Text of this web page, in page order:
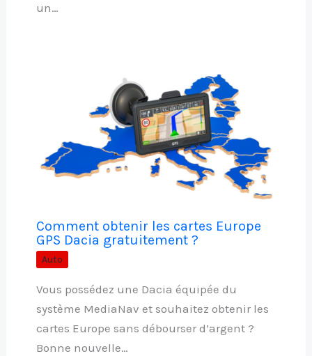
un…
Comment obtenir les cartes Europe
GPS Dacia gratuitement ?
Auto
Vous possédez une Dacia équipée du
système MediaNav et souhaitez obtenir les
cartes Europe sans débourser d’argent ?
Bonne nouvelle…